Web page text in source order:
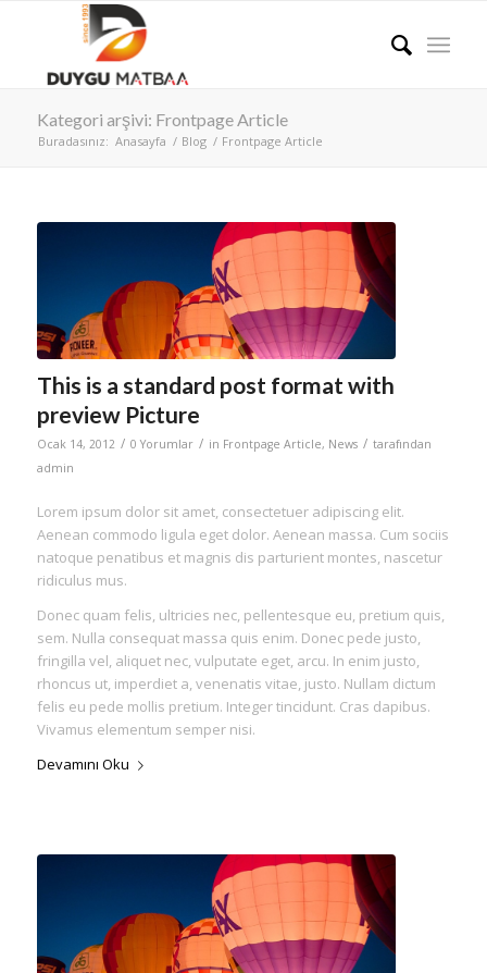
Kategori arşivi: Frontpage Article
Buradasınız: Anasayfa / Blog / Frontpage Article
This is a standard post format with
preview Picture
Ocak 14, 2012 / 0 Yorumlar / in Frontpage Article, News / tarafından
admin
Lorem ipsum dolor sit amet, consectetuer adipiscing elit.
Aenean commodo ligula eget dolor. Aenean massa. Cum sociis
natoque penatibus et magnis dis parturient montes, nascetur
ridiculus mus.
Donec quam felis, ultricies nec, pellentesque eu, pretium quis,
sem. Nulla consequat massa quis enim. Donec pede justo,
fringilla vel, aliquet nec, vulputate eget, arcu. In enim justo,
rhoncus ut, imperdiet a, venenatis vitae, justo. Nullam dictum
felis eu pede mollis pretium. Integer tincidunt. Cras dapibus.
Vivamus elementum semper nisi.
Devamını Oku